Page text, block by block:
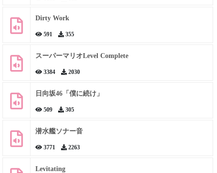
Dirty Work
591 355
スーパーマリオLevel Complete
3384 2030
日向坂46「僕に続け」
509 305
潜水艦ソナー音
3771 2263
Levitating